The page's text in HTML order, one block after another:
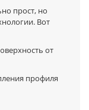
прост, но
Вот
от
профиля